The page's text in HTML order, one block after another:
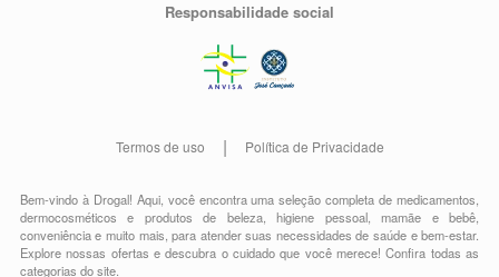
Responsabilidade social
Termos de uso Política de Privacidade
Bem-vindo à Drogal! Aqui, você encontra uma seleção completa demedicamentos
dermocosméticos e produtos de beleza,higiene pessoal,mamãe e bebê
conveniênciae muito mais, para atender suas necessidades de saúde e bem-estar.
Explore nossas ofertas e descubra o cuidado que você merece!Confira todas as
categorias do site.